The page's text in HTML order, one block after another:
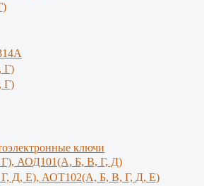
Г)
Г)
ключи
АОД101(А, Б, В, Г, Д)
Д, Е), АОТ102(А, Б, В, Г, Д, Е)